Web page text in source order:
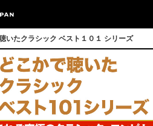
いたクラシック ベスト１０１ シリーズ